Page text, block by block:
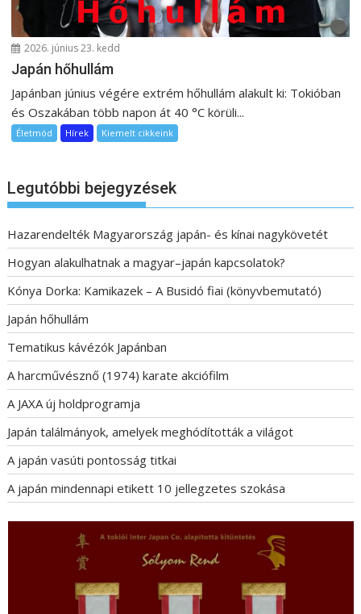
2026. június 23. kedd
Japán hőhullám
Japánban június végére extrém hőhullám alakult ki: Tokióban
és Oszakában több napon át 40 °C körüli...
Életmód Hírek Kiemelt cikkeink
Legutóbbi bejegyzések
Hazarendelték Magyarország japán- és kínai nagykövetét
Hogyan alakulhatnak a magyar–japán kapcsolatok?
Kónya Dorka: Kamikazek – A Busidó fiai (könyvbemutató)
Japán hőhullám
Tematikus kávézók Japánban
A harcművésznő (1974) karate akciófilm
A JAXA új holdprogramja
Japán találmányok, amelyek meghódították a világot
A japán vasúti pontosság titkai
A japán mindennapi etikett 10 jellegzetes szokása